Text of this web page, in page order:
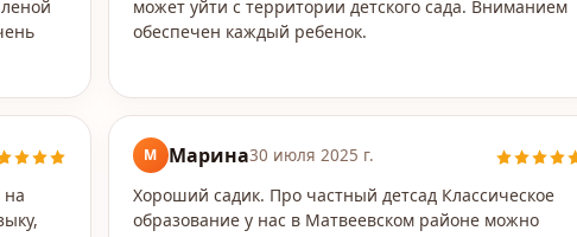
может уйти с территории детского сада. Вниманием
обеспечен каждый ребенок.
на
М Марина30 июля 2025 г.
Хороший садик. Про частный детсад Классическое
образование у нас в Матвеевском районе можно